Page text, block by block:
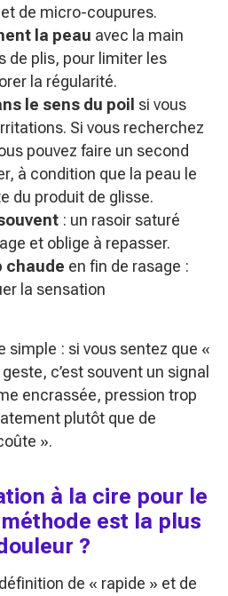
de micro-coupures.
la peau avec la main
de plis, pour limiter les
la régularité.
le sens du poil si vous
Si vous recherchez
pouvez faire un second
à condition que la peau le
du produit de glisse.
: un rasoir saturé
et oblige à repasser.
chaude en fin de rasage :
la sensation
simple : si vous sentez que «
c’est souvent un signal
encrassée, pression trop
plutôt que de
».
à la cire pour le
est la plus
?
de « rapide » et de